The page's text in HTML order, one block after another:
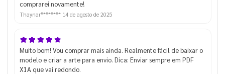
comprarei novamente!
Thaynar******** 14 de agosto de 2025
Muito bom! Vou comprar mais ainda. Realmente fácil de baixar o
modelo e criar a arte para envio. Dica: Enviar sempre em PDF
X1A que vai redondo.